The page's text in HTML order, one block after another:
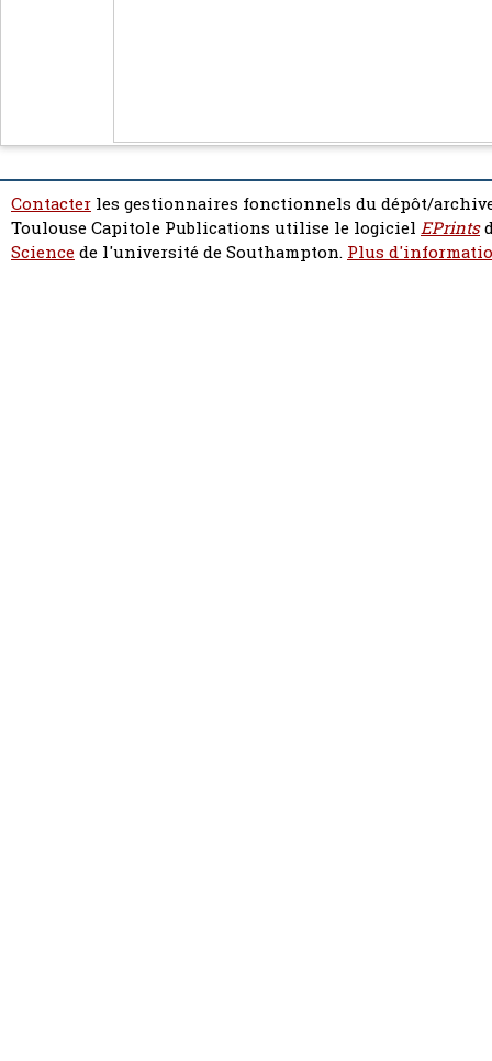
Contacter les gestionnaires fonctionnels du dépôt/
Toulouse Capitole Publications utilise le logiciel EPrints
Sciencede l'université de Southampton. Plus